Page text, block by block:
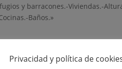
y barracones.-Viviendas.-
Baños.»
Privacidad y política de